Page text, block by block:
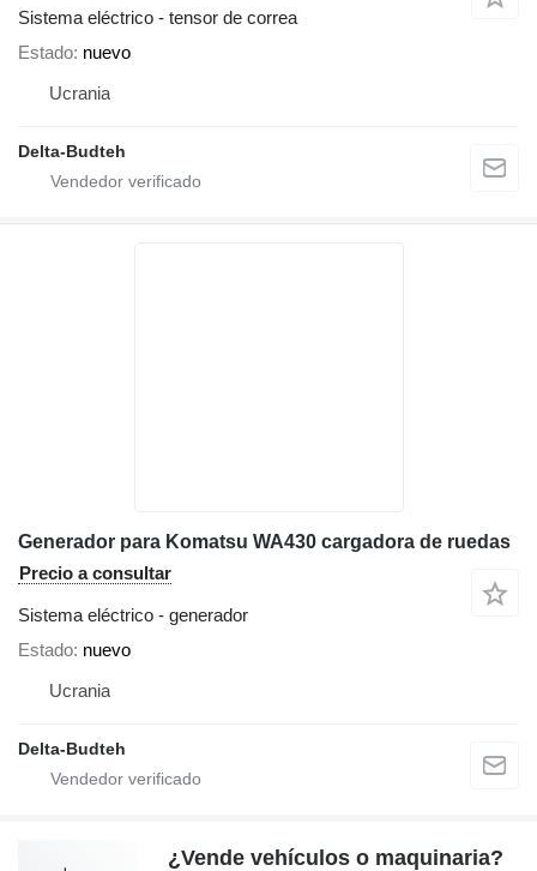
Sistema eléctrico - tensor de correa
Estado nuevo
Ucrania
Delta-Budteh
Generador para Komatsu WA430 cargadora de ruedas
Precio a consultar
Sistema eléctrico - generador
Estado nuevo
Ucrania
Delta-Budteh
¿Vende vehículos o maquinaria?